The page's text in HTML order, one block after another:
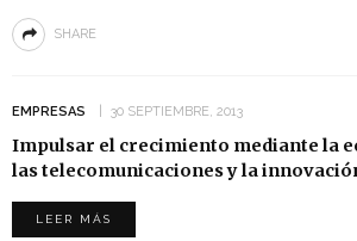
SHARE
EMPRESAS 30 SEPTIEMBRE, 2013
Impulsar el crecimiento mediante la
las telecomunicaciones y la
LEER MÁS